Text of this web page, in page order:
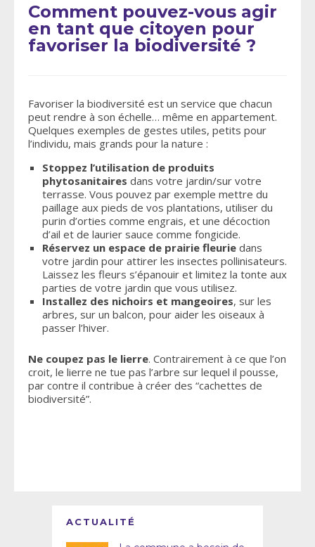
Comment pouvez-vous agir
en tant que citoyen pour
favoriser la biodiversité ?
Favoriser la biodiversité est un service que chacun
peut rendre à son échelle… même en appartement.
Quelques exemples de gestes utiles, petits pour
l’individu, mais grands pour la nature :
Stoppez l’utilisation de produits
phytosanitaires dans votre jardin/sur votre
terrasse. Vous pouvez par exemple mettre du
paillage aux pieds de vos plantations, utiliser du
purin d’orties comme engrais, et une décoction
d’ail et de laurier sauce comme fongicide.
Réservez un espace de prairie fleurie dans
votre jardin pour attirer les insectes pollinisateurs.
Laissez les fleurs s’épanouir et limitez la tonte aux
parties de votre jardin que vous utilisez.
Installez des nichoirs et mangeoires, sur les
arbres, sur un balcon, pour aider les oiseaux à
passer l’hiver.
Ne coupez pas le lierre. Contrairement à ce que l’on
croit, le lierre ne tue pas l’arbre sur lequel il pousse,
par contre il contribue à créer des “cachettes de
biodiversité”.
ACTUALITÉ